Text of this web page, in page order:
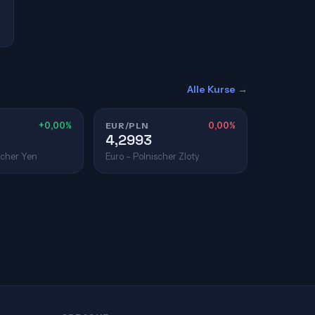
Alle Kurse →
+0,00%
Yen
EUR/PLN 0,00%
4,2993
Euro – Polnischer Zloty